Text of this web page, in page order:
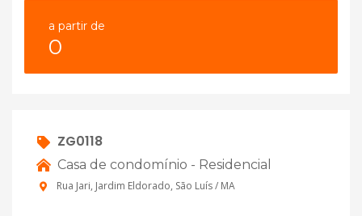
a partir de
0
ZG0118
Casa de condomínio - Residencial
Rua Jari, Jardim Eldorado, São Luís / MA